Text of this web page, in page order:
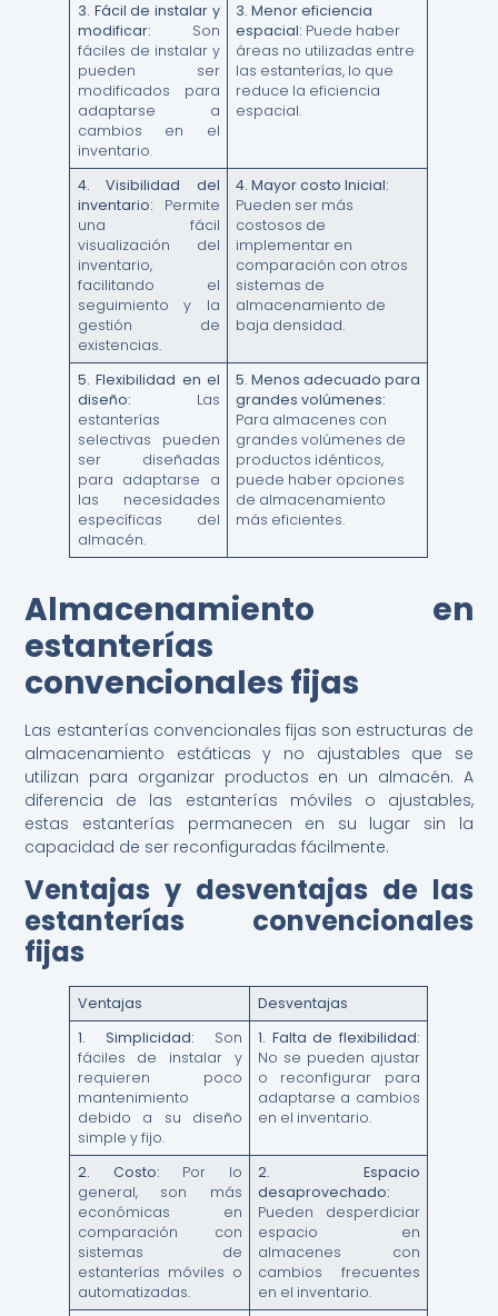
3. Fácil de instalar y
modificar: Son
fáciles de instalar y
pueden ser
modificados para
adaptarse a
cambios en el
inventario.
3. Menor eficiencia
espacial: Puede haber
áreas no utilizadas entre
las estanterías, lo que
reduce la eficiencia
espacial.
4.
Visibilidad del
inventario: Permite
una fácil
visualización del
inventario,
facilitando el
seguimiento y la
gestión de
existencias.
4. Mayor costo Inicial:
Pueden ser más
costosos de
implementar en
comparación con otros
sistemas de
almacenamiento de
baja densidad.
5. Flexibilidad en el
diseño: Las
estanterías
selectivas pueden
ser diseñadas
para adaptarse a
las necesidades
específicas del
almacén.
5. Menos adecuado para
grandes volúmenes:
Para almacenes con
grandes volúmenes de
productos idénticos,
puede haber opciones
de almacenamiento
más eficientes.
Almacenamiento en
estanterías
convencionales fijas
Las estanterías convencionales fijas son estructuras de
almacenamiento estáticas y no ajustables que se
utilizan para organizar productos en un almacén. A
diferencia de las estanterías móviles o ajustables,
estas estanterías permanecen en su lugar sin la
capacidad de ser reconfiguradas fácilmente.
Ventajas y desventajas de las
estanterías convencionales
fijas
Ventajas
Desventajas
1.
Simplicidad: Son
fáciles de instalar y
requieren poco
mantenimiento
debido a su diseño
simple y fijo.
1. Falta de flexibilidad:
No se pueden ajustar
o reconfigurar para
adaptarse a cambios
en el inventario.
2. Costo: Por lo
general, son más
económicas en
comparación con
sistemas de
estanterías móviles o
automatizadas.
2.
Espacio
desaprovechado:
Pueden desperdiciar
espacio en
almacenes con
cambios frecuentes
en el inventario.